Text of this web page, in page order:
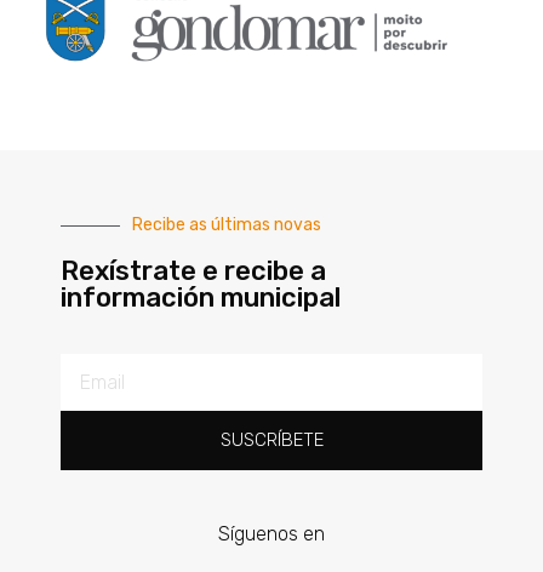
Recibe as últimas novas
Rexístrate e recibe a
información municipal
SUSCRÍBETE
Síguenos en